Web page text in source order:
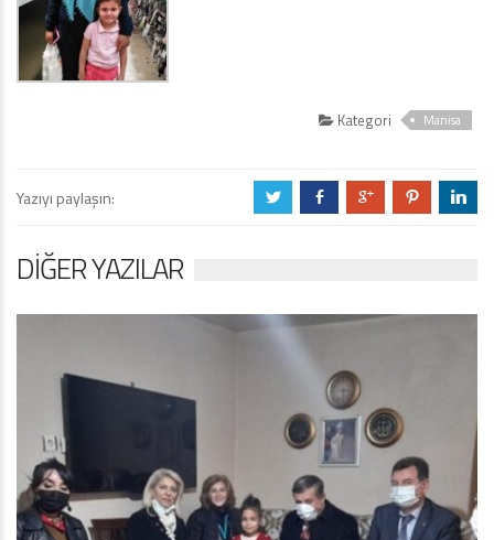
Kategori Manisa
Yazıyı paylaşın: a b c d j
DIĞER YAZILAR